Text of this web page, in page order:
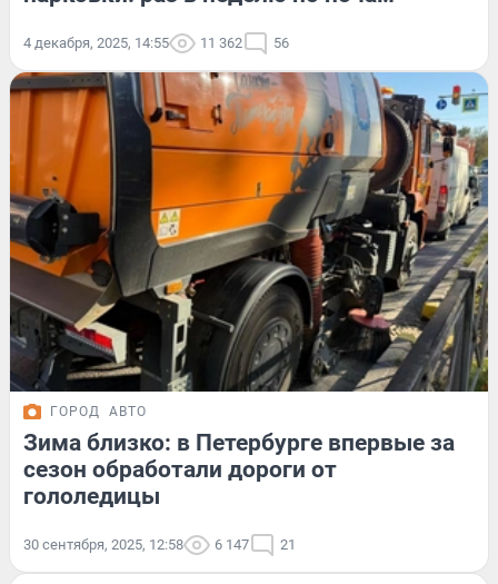
4 декабря, 2025, 14:55 11 362 56
ГОРОД АВТО
Зима близко: в Петербурге впервые за
сезон обработали дороги от
гололедицы
30 сентября, 2025, 12:58 6 147 21